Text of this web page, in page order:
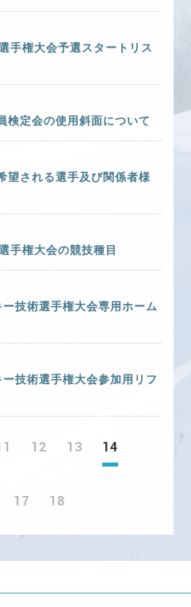
手権大会予選スタートリス
検定会の使用斜面について
望される選手及び関係者様
手権大会の競技種目
技術選手権大会専用ホーム
技術選手権大会参加用リフ
12 13 14
17 18